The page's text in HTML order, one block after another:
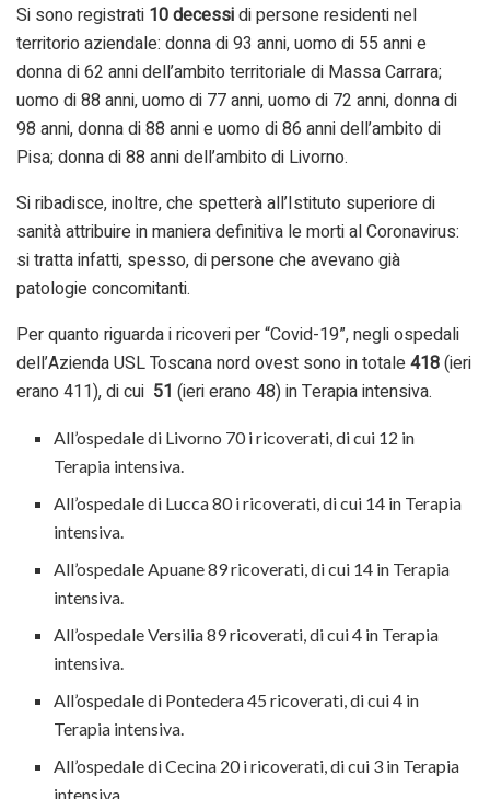
Si sono registrati 10decessidi persone residenti nel
territorio aziendale: donna di 93 anni, uomo di 55 anni e
donna di 62 anni dell’ambito territoriale di Massa Carrara;
uomo di 88 anni, uomo di 77 anni, uomo di 72 anni, donna di
98 anni, donna di 88 anni e uomo di 86 anni dell’ambito di
Pisa; donna di 88 anni dell’ambito di Livorno.
Si ribadisce, inoltre, che spetterà all’Istituto superiore di
sanità attribuire in maniera definitiva le morti al Coronavirus:
si tratta infatti, spesso, di persone che avevano già
patologie concomitanti.
Per quanto riguarda i ricoveri per “Covid-19”, negli ospedali
dell’Azienda USL Toscana nord ovest sono in totale418(ieri
erano 411), di cui 51 (ieri erano 48) in Terapia intensiva.
All’ospedale di Livorno 70 i ricoverati, di cui 12 in
Terapia intensiva.
All’ospedale di Lucca 80 i ricoverati, di cui 14 in Terapia
intensiva.
All’ospedale Apuane 89 ricoverati, di cui 14 in Terapia
intensiva.
All’ospedale Versilia 89 ricoverati, di cui 4 in Terapia
intensiva.
All’ospedale di Pontedera 45 ricoverati, di cui 4 in
Terapia intensiva.
All’ospedale di Cecina 20 i ricoverati, di cui 3 in Terapia
intensiva.